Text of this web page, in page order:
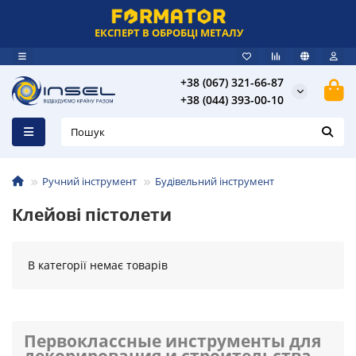
ЕКСПЕРТ В ОБРОБЦІ МЕТАЛУ
+38 (067) 321-66-87
+38 (044) 393-00-10
Ручний інструмент Будівельний інструмент
Клейові пістолети
В категорії немає товарів
Первоклассные инструменты для